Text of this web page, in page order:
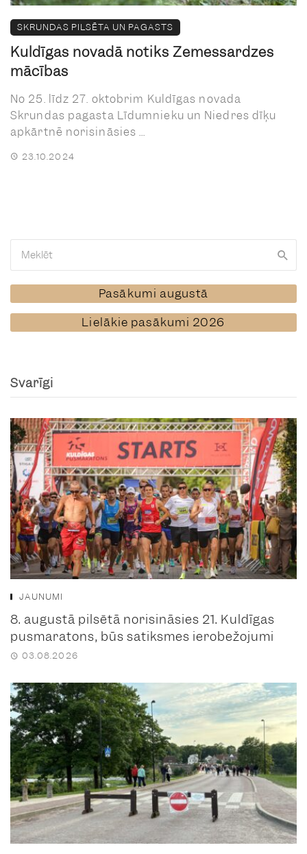
SKRUNDAS PILSĒTA UN PAGASTS
Kuldīgas novadā notiks Zemessardzes
mācības
No 25. līdz 27. oktobrim Kuldīgas novada
Skrundas pagasta Līdumnieku un Niedres dīķu
apkārtnē norisināsies ...
23.10.2024
Pasākumi augustā
Lielākie pasākumi 2026
Svarīgi
JAUNUMI
8. augustā pilsētā norisināsies 21. Kuldīgas
pusmaratons, būs satiksmes ierobežojumi
03.08.2026